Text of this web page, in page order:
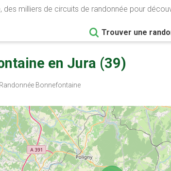
des milliers de circuits de randonnée pour
Trouver une
en Jura (39)
Randonnée Bonnefontaine